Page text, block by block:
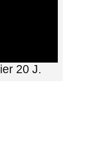
20 J.